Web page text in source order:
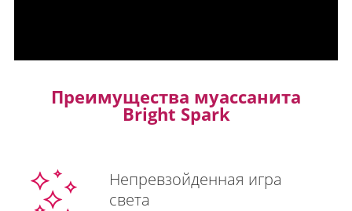
Преимущества муассанита
Bright Spark
Непревзойденная игра
света